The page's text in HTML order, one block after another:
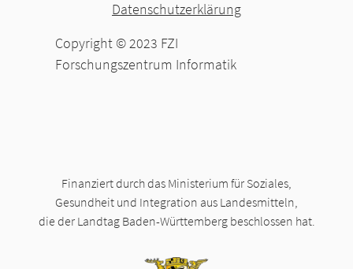
Datenschutzerklärung
Copyright © 2023 FZI
Forschungszentrum Informatik​
Finanziert durch das Ministerium für Soziales,
Gesundheit und Integration aus Landesmitteln,
die der Landtag Baden-Württemberg beschlossen hat.